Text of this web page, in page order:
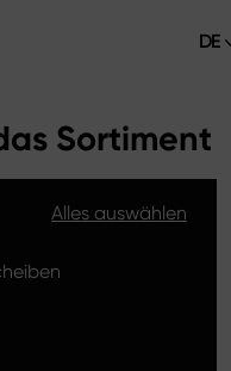
DE
Sortiment
Alles auswählen